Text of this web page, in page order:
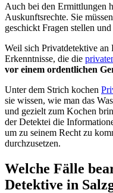
Auch bei den Ermittlungen
Auskunftsrechte. Sie
geschickt Fragen stellen
Weil sich Privatdetektive an
Erkenntnisse, die die
vor einem ordentlichen
Unter dem Strich kochen
sie wissen, wie man das
und gezielt zum Kochen
der Detektei die
um zu seinem Recht zu
durchzusetzen.
Welche Fälle
Detektive in